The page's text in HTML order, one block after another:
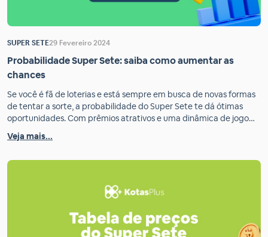
SUPER SETE29 Fevereiro 2024
Probabilidade Super Sete: saiba como aumentar as
chances
Se você é fã de loterias e está sempre em busca de novas formas
de tentar a sorte, a probabilidade do Super Sete te dá ótimas
oportunidades. Com prêmios atrativos e uma dinâmica de jogo
diferente das demais, essa modalidade tem conquistado cada
vez mais apostadores. Por ser uma loteria recente e ainda com
Veja mais...